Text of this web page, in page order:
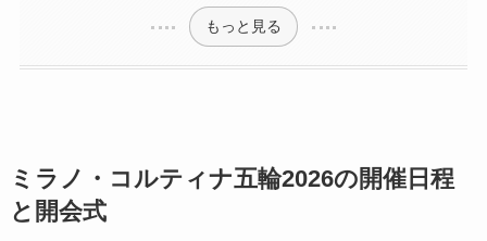
もっと見る
ミラノ・コルティナ五輪2026の開催日程
と開会式